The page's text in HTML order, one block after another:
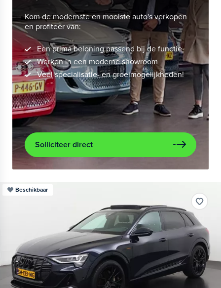
Kom de modernste en mooiste auto's verkopen
en profiteer van:
Een prima beloning passend bij de functie
Werken in een moderne showroom
Veel specialisatie- en groeimogelijkheden!
Solliciteer direct
Beschikbaar